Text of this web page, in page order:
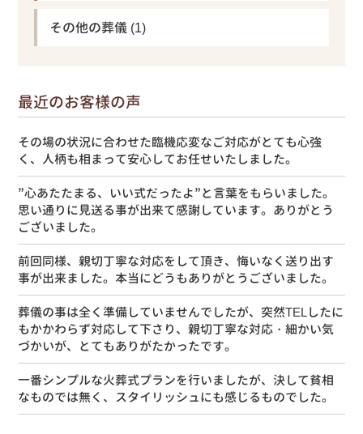
その他の葬儀 (1)
最近のお客様の声
その場の状況に合わせた臨機応変なご対応がとても心強
く、人柄も相まって安心してお任せいたしました。
”心あたたまる、いい式だったよ”と言葉をもらいました。
思い通りに見送る事が出来て感謝しています。ありがとう
ございました。
前回同様、親切丁寧な対応をして頂き、悔いなく送り出す
事が出来ました。本当にどうもありがとうございました。
葬儀の事は全く準備していませんでしたが、突然TELしたに
もかかわらず対応して下さり、親切丁寧な対応・細かい気
づかいが、とてもありがたかったです。
一番シンプルな火葬式プランを行いましたが、決して貧相
なものでは無く、スタイリッシュにも感じるものでした。